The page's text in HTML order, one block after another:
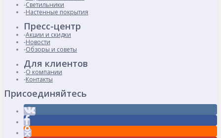
Светильники
Настенные покрытия
Пресс-центр
Акции и скидки
Новости
Обзоры и советы
Для клиентов
О компании
Контакты
Присоединяйтесь